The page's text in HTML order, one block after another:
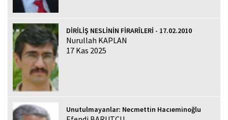
DİRİLİŞ NESLİNİN FİRARÎLERİ - 17.02.2010
Nurullah KAPLAN
17 Kas 2025
Unutulmayanlar: Necmettin Hacıeminoğlu